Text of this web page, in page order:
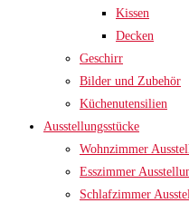
Kissen
Decken
Geschirr
Bilder und Zubehör
Küchenutensilien
Ausstellungsstücke
Wohnzimmer
Esszimmer
Schlafzimmer